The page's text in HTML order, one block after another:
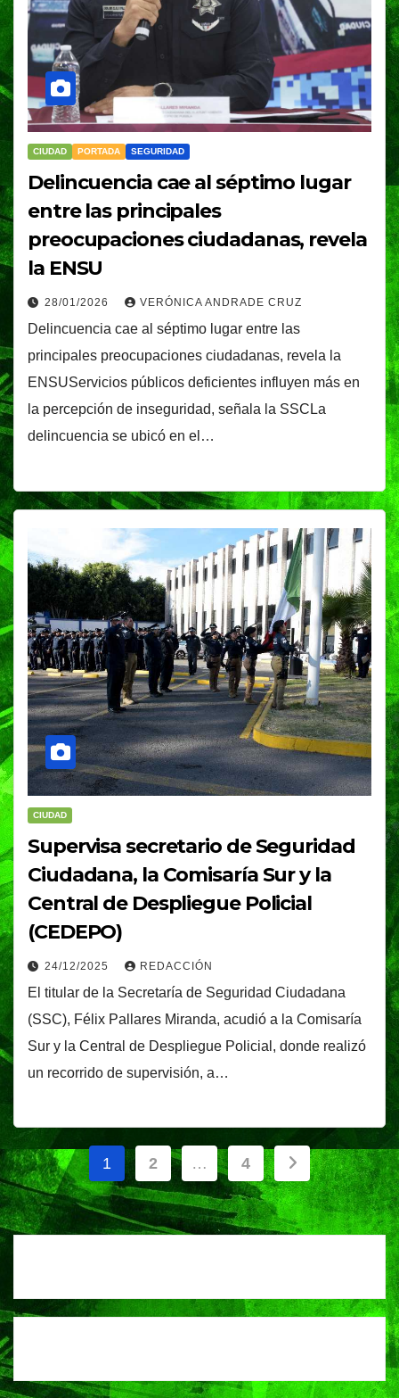
CIUDAD PORTADA SEGURIDAD
Delincuencia cae al séptimo lugar
entre las principales
preocupaciones ciudadanas, revela
la ENSU
28/01/2026 VERÓNICA ANDRADE CRUZ
Delincuencia cae al séptimo lugar entre las
principales preocupaciones ciudadanas, revela la
ENSUServicios públicos deficientes influyen más en
la percepción de inseguridad, señala la SSCLa
delincuencia se ubicó en el…
CIUDAD
Supervisa secretario de Seguridad
Ciudadana, la Comisaría Sur y la
Central de Despliegue Policial
(CEDEPO)
24/12/2025 REDACCIÓN
El titular de la Secretaría de Seguridad Ciudadana
(SSC), Félix Pallares Miranda, acudió a la Comisaría
Sur y la Central de Despliegue Policial, donde realizó
un recorrido de supervisión, a…
Paginación
de
entradas
1 2 … 4